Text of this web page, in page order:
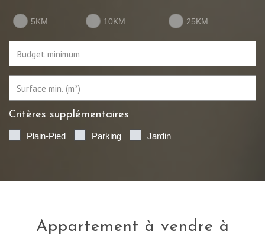
5KM 10KM 25KM
Critères supplémentaires
Plain-Pied Parking Jardin
appartement à vendre à